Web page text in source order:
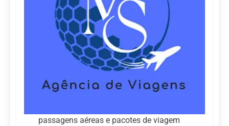
passagens aéreas e pacotes de viagem